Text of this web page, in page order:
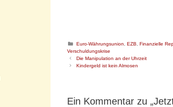
K
a
t
e
e
Euro-Währungsunion, EZB, Finanzielle
Verschuldungskrise
B
e
g
Die Manipulation an der Uhrzeit
Kindergeld ist kein Almosen
Ein Kommentar zu